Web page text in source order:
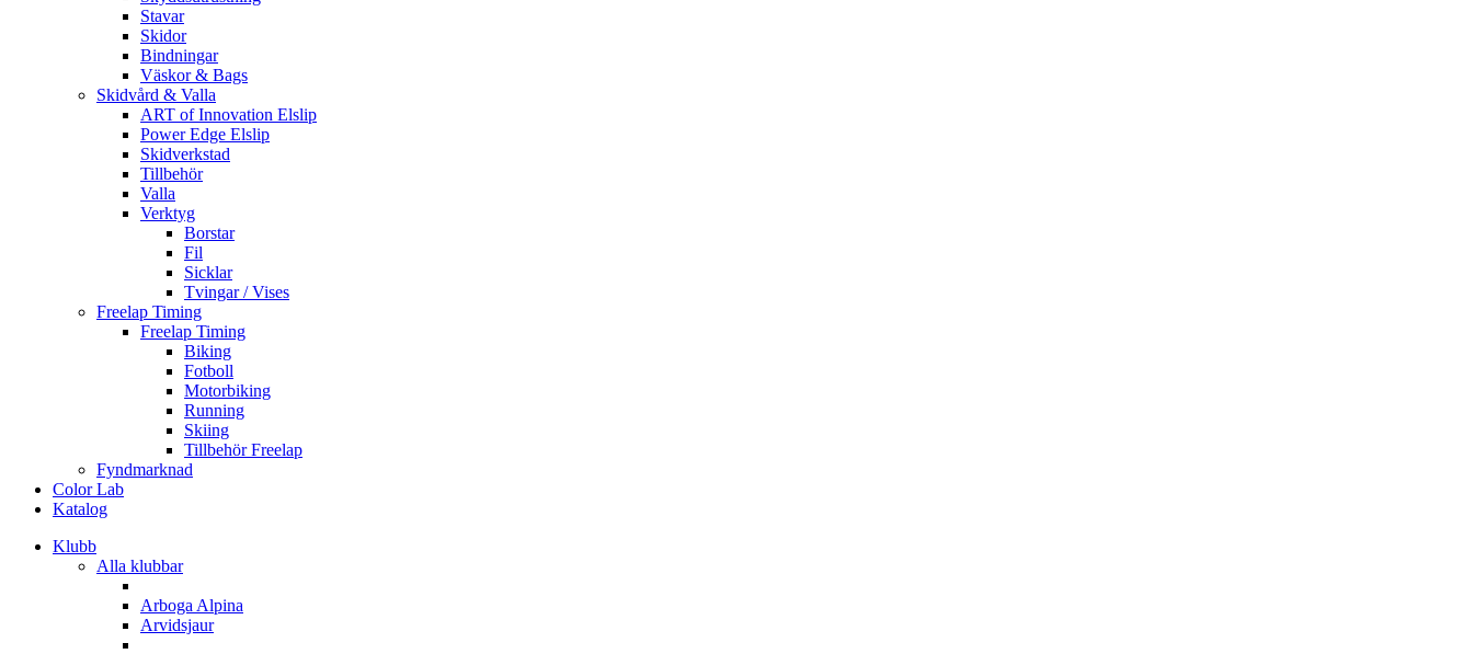
Stavar
Skidor
Bindningar
Väskor & Bags
Skidvård & Valla
ART of Innovation Elslip
Power Edge Elslip
Skidverkstad
Tillbehör
Valla
Verktyg
Borstar
Fil
Sicklar
Tvingar / Vises
Freelap Timing
Freelap Timing
Biking
Fotboll
Motorbiking
Running
Skiing
Tillbehör Freelap
Fyndmarknad
Color Lab
Katalog
Klubb
Alla klubbar
Arboga Alpina
Arvidsjaur